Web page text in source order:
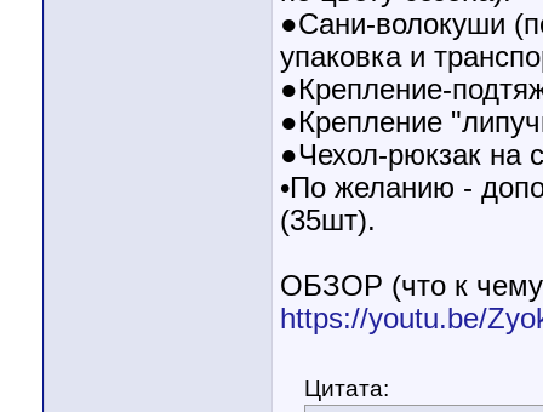
●Сани-волокуши
упаковка и
●Крепление-
●Крепление
●Чехол-рюкзак на
•По желанию -
(35шт).
ОБЗОР (что к
https://youtu.be/
Цитата: